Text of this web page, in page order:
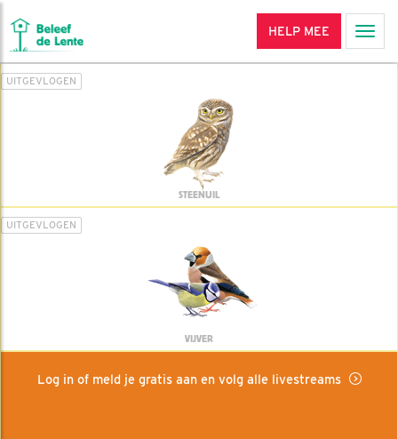
HELP MEE
UITGEVLOGEN
STEENUIL
UITGEVLOGEN
VIJVER
Log in of meld je gratis aan en volg alle livestreams